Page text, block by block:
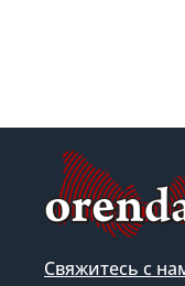
Свяжитесь с